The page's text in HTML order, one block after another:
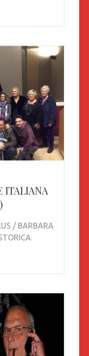
ITALIANA
/ BARBARA